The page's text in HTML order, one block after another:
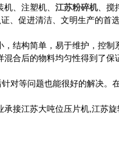
、注塑机、 江苏粉碎机、搅
、促进清洁、文明生产的首选
结构简单，易于维护，控
合后的物料均匀性得到了保
对等问题也能很好的解决
接江苏大吨位压片机,江苏